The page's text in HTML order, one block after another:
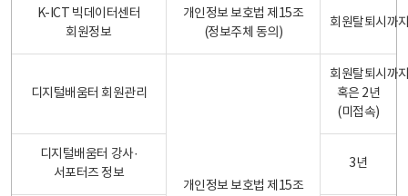
K-ICT 빅데이터센터
회원정보
개인정보 보호법 제15조
(정보주체 동의)
회원탈퇴시까
디지털배움터 회원관리
개인정보 보호법 제15조
회원탈퇴시까
혹은 2년
(미접속)
디지털배움터 강사·
서포터즈 정보
3년